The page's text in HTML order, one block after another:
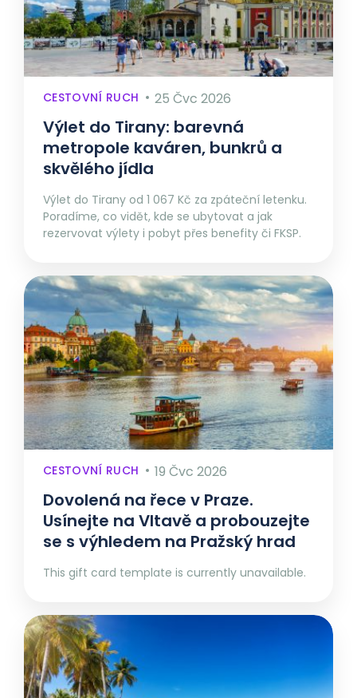
CESTOVNÍ RUCH 25 Čvc 2026
Výlet do Tirany: barevná
metropole kaváren, bunkrů a
skvělého jídla
Výlet do Tirany od 1 067 Kč za zpáteční letenku.
Poradíme, co vidět, kde se ubytovat a jak
rezervovat výlety i pobyt přes benefity či FKSP.
CESTOVNÍ RUCH 19 Čvc 2026
Dovolená na řece v Praze.
Usínejte na Vltavě a probouzejte
se s výhledem na Pražský hrad
This gift card template is currently unavailable.